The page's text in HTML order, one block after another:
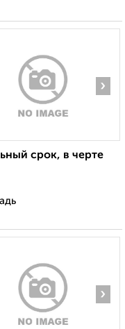
›
срок, в черте
›